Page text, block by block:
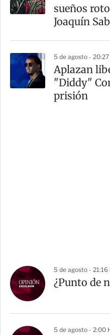
sueños
Joaquín
5 de agosto -
Aplazan
"Diddy"
prisión
5 de agosto - 21:16
¿Punto de
5 de agosto - 2:00